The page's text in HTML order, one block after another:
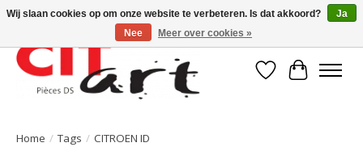
Verlanglijst
Home / Tags / CITROEN ID
Wij slaan cookies op om onze website te verbeteren. Is dat akkoord?
Ja
Nee
Meer over cookies »